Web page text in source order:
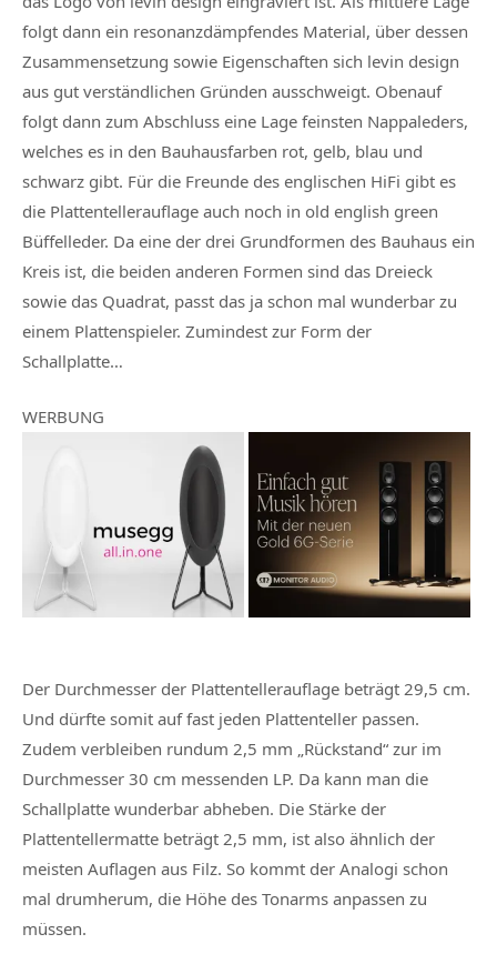
folgt dann ein resonanzdämpfendes Material, über dessen
Zusammensetzung sowie Eigenschaften sich levin design
aus gut verständlichen Gründen ausschweigt. Obenauf
folgt dann zum Abschluss eine Lage feinsten Nappaleders,
welches es in den Bauhausfarben rot, gelb, blau und
schwarz gibt. Für die Freunde des englischen HiFi gibt es
die Plattentellerauflage auch noch in old english green
Büffelleder. Da eine der drei Grundformen des Bauhaus ein
Kreis ist, die beiden anderen Formen sind das Dreieck
sowie das Quadrat, passt das ja schon mal wunderbar zu
einem Plattenspieler. Zumindest zur Form der
Schallplatte…
WERBUNG
Der Durchmesser der Plattentellerauflage beträgt 29,5 cm.
Und dürfte somit auf fast jeden Plattenteller passen.
Zudem verbleiben rundum 2,5 mm „Rückstand“ zur im
Durchmesser 30 cm messenden LP. Da kann man die
Schallplatte wunderbar abheben. Die Stärke der
Plattentellermatte beträgt 2,5 mm, ist also ähnlich der
meisten Auflagen aus Filz. So kommt der Analogi schon
mal drumherum, die Höhe des Tonarms anpassen zu
müssen.